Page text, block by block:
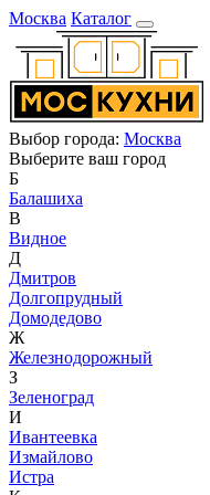
Москва Каталог
Выбор города: Москва
Выберите ваш город
Б
Балашиха
В
Видное
Д
Дмитров
Долгопрудный
Домодедово
Ж
Железнодорожный
З
Зеленоград
И
Ивантеевка
Измайлово
Истра